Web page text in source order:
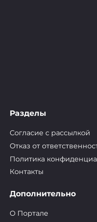
Разделы
Согласие с рассылкой
Отказ от
Политика
Контакты
Дополнительно
О Портале